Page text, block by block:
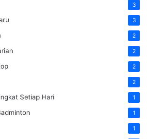
3
3
2
2
2
2
Setiap Hari 1
1
1